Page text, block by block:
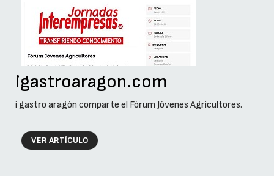
igastroaragon.com
i gastro aragón comparte el Fórum Jóvenes Agricultores.
VER ARTÍCULO